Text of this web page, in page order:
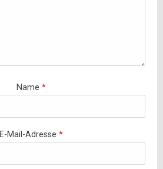
Name *
E-Mail-Adresse *